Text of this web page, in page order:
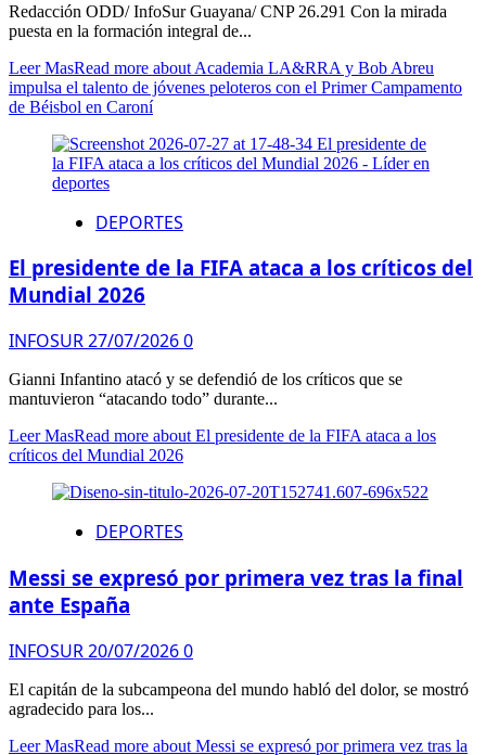
Redacción ODD/ InfoSur Guayana/ CNP 26.291 Con la mirada
puesta en la formación integral de...
Leer MasRead more about Academia LA&RRA y Bob Abreu
impulsa el talento de jóvenes peloteros con el Primer Campamento
de Béisbol en Caroní
DEPORTES
El presidente de la FIFA ataca a los críticos del
Mundial 2026
INFOSUR27/07/20260
Gianni Infantino atacó y se defendió de los críticos que se
mantuvieron “atacando todo” durante...
Leer MasRead more about El presidente de la FIFA ataca a los
críticos del Mundial 2026
DEPORTES
Messi se expresó por primera vez tras la final
ante España
INFOSUR20/07/20260
El capitán de la subcampeona del mundo habló del dolor, se mostró
agradecido para los...
Leer MasRead more about Messi se expresó por primera vez tras la